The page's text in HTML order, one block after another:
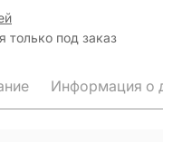
только под заказ
Информация о